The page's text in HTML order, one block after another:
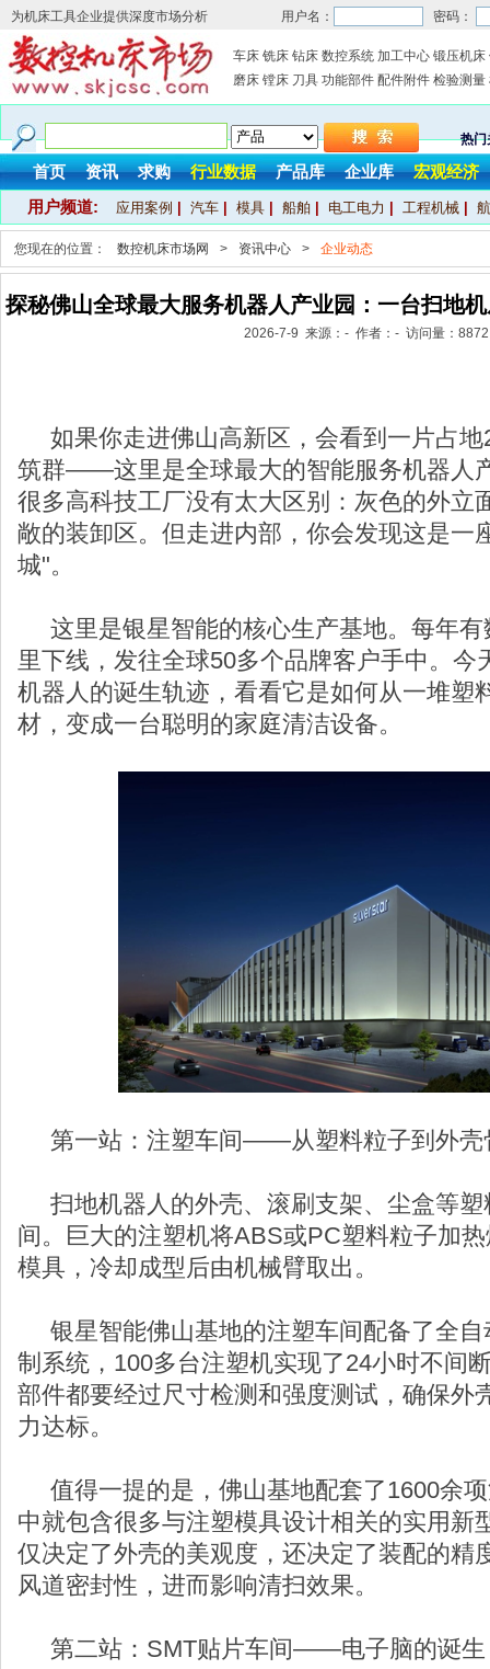
为机床工具企业提供深度市场分析 用户名： 密码：
车床 铣床 钻床 数控系统 加工中心 锻压机床
磨床 镗床 刀具 功能部件 配件附件 检验测量
热门
首页 资讯 求购 行业数据 产品库 企业库 宏观经济
用户频道: 应用案例 汽车 模具 船舶 电工电力 工程机械
您现在的位置： 数控机床市场网 > 资讯中心 > 企业动态
探秘佛山全球最大服务机器人产业园：一台扫地
2026-7-9 来源：- 作者：- 访问量： 8872
如果你走进佛山高新区，会看到一片占地
筑群——这里是全球最大的智能服务机器人
很多高科技工厂没有太大区别：灰色的外立
敞的装卸区。但走进内部，你会发现这是一
城"。
这里是银星智能的核心生产基地。每年有
里下线，发往全球50多个品牌客户手中。今
机器人的诞生轨迹，看看它是如何从一堆塑
材，变成一台聪明的家庭清洁设备。
第一站：注塑车间——从塑料粒子到外壳
扫地机器人的外壳、滚刷支架、尘盒等塑
间。巨大的注塑机将ABS或PC塑料粒子加
模具，冷却成型后由机械臂取出。
银星智能佛山基地的注塑车间配备了全自
制系统，100多台注塑机实现了24小时不间
部件都要经过尺寸检测和强度测试，确保外
力达标。
值得一提的是，佛山基地配套了1600余
中就包含很多与注塑模具设计相关的实用新
仅决定了外壳的美观度，还决定了装配的
风道密封性，进而影响清扫效果。
第二站：SMT贴片车间——电子脑的诞生